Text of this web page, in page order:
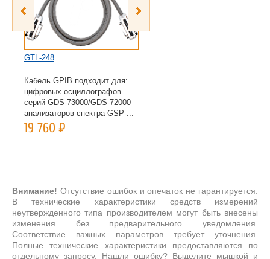
GTL-248
Кабель GPIB подходит для:
цифровых осциллографов
серий GDS-73000/GDS-72000
анализаторов спектра GSP-...
19 760Р
Внимание! Отсутствие ошибок и опечаток не гарантируется.
В технические характеристики средств измерений
неутвержденного типа производителем могут быть внесены
изменения без предварительного уведомления.
Соответствие важных параметров требует уточнения.
Полные технические характеристики предоставляются по
отдельному запросу. Нашли ошибку? Выделите мышкой и